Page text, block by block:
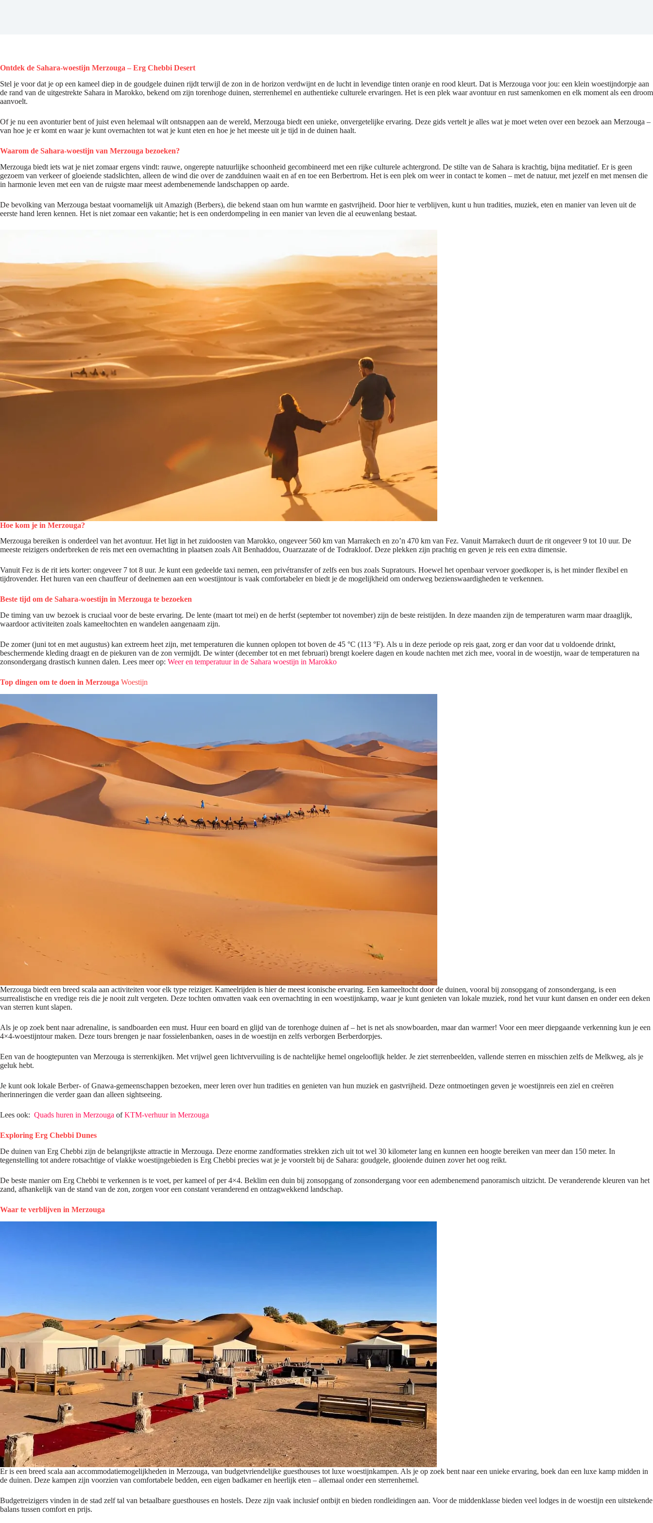
Ontdek de Sahara-woestijn Merzouga – Erg Chebbi Desert
Stel je voor dat je op een kameel diep in de goudgele duinen rijdt terwijl de zon in de horizon verdwijnt en de lucht in levendige tinten oranje en rood kleurt. Dat is Merzouga voor jou: een klein woestijndorpje aan
de rand van de uitgestrekte Sahara in Marokko, bekend om zijn torenhoge duinen, sterrenhemel en authentieke culturele ervaringen. Het is een plek waar avontuur en rust samenkomen en elk moment als een droom
aanvoelt.
Of je nu een avonturier bent of juist even helemaal wilt ontsnappen aan de wereld, Merzouga biedt een unieke, onvergetelijke ervaring. Deze gids vertelt je alles wat je moet weten over een bezoek aan Merzouga –
van hoe je er komt en waar je kunt overnachten tot wat je kunt eten en hoe je het meeste uit je tijd in de duinen haalt.
Waarom de Sahara-woestijn van Merzouga bezoeken?
Merzouga biedt iets wat je niet zomaar ergens vindt: rauwe, ongerepte natuurlijke schoonheid gecombineerd met een rijke culturele achtergrond. De stilte van de Sahara is krachtig, bijna meditatief. Er is geen
gezoem van verkeer of gloeiende stadslichten, alleen de wind die over de zandduinen waait en af ​​en toe een Berbertrom. Het is een plek om weer in contact te komen – met de natuur, met jezelf en met mensen die
in harmonie leven met een van de ruigste maar meest adembenemende landschappen op aarde.
De bevolking van Merzouga bestaat voornamelijk uit Amazigh (Berbers), die bekend staan ​​om hun warmte en gastvrijheid. Door hier te verblijven, kunt u hun tradities, muziek, eten en manier van leven uit de
eerste hand leren kennen. Het is niet zomaar een vakantie; het is een onderdompeling in een manier van leven die al eeuwenlang bestaat.
Hoe kom je in Merzouga?
Merzouga bereiken is onderdeel van het avontuur. Het ligt in het zuidoosten van Marokko, ongeveer 560 km van Marrakech en zo’n 470 km van Fez. Vanuit Marrakech duurt de rit ongeveer 9 tot 10 uur. De
meeste reizigers onderbreken de reis met een overnachting in plaatsen zoals Aït Benhaddou, Ouarzazate of de Todrakloof. Deze plekken zijn prachtig en geven je reis een extra dimensie.
Vanuit Fez is de rit iets korter: ongeveer 7 tot 8 uur. Je kunt een gedeelde taxi nemen, een privétransfer of zelfs een bus zoals Supratours. Hoewel het openbaar vervoer goedkoper is, is het minder flexibel en
tijdrovender. Het huren van een chauffeur of deelnemen aan een woestijntour is vaak comfortabeler en biedt je de mogelijkheid om onderweg bezienswaardigheden te verkennen.
Beste tijd om de Sahara-woestijn in Merzouga te bezoeken
De timing van uw bezoek is cruciaal voor de beste ervaring. De lente (maart tot mei) en de herfst (september tot november) zijn de beste reistijden. In deze maanden zijn de temperaturen warm maar draaglijk,
waardoor activiteiten zoals kameeltochten en wandelen aangenaam zijn.
De zomer (juni tot en met augustus) kan extreem heet zijn, met temperaturen die kunnen oplopen tot boven de 45 °C (113 °F). Als u in deze periode op reis gaat, zorg er dan voor dat u voldoende drinkt,
beschermende kleding draagt ​​en de piekuren van de zon vermijdt. De winter (december tot en met februari) brengt koelere dagen en koude nachten met zich mee, vooral in de woestijn, waar de temperaturen na
zonsondergang drastisch kunnen dalen. Lees meer op: Weer en temperatuur in de Sahara woestijn in Marokko
Top dingen om te doen in Merzouga Woestijn
Merzouga biedt een breed scala aan activiteiten voor elk type reiziger. Kameelrijden is hier de meest iconische ervaring. Een kameeltocht door de duinen, vooral bij zonsopgang of zonsondergang, is een
surrealistische en vredige reis die je nooit zult vergeten. Deze tochten omvatten vaak een overnachting in een woestijnkamp, ​​waar je kunt genieten van lokale muziek, rond het vuur kunt dansen en onder een deken
van sterren kunt slapen.
Als je op zoek bent naar adrenaline, is sandboarden een must. Huur een board en glijd van de torenhoge duinen af ​​– het is net als snowboarden, maar dan warmer! Voor een meer diepgaande verkenning kun je een
4×4-woestijntour maken. Deze tours brengen je naar fossielenbanken, oases in de woestijn en zelfs verborgen Berberdorpjes.
Een van de hoogtepunten van Merzouga is sterrenkijken. Met vrijwel geen lichtvervuiling is de nachtelijke hemel ongelooflijk helder. Je ziet sterrenbeelden, vallende sterren en misschien zelfs de Melkweg, als je
geluk hebt.
Je kunt ook lokale Berber- of Gnawa-gemeenschappen bezoeken, meer leren over hun tradities en genieten van hun muziek en gastvrijheid. Deze ontmoetingen geven je woestijnreis een ziel en creëren
herinneringen die verder gaan dan alleen sightseeing.
Lees ook: Quads huren in Merzouga ofKTM-verhuur in Merzouga
Exploring Erg Chebbi Dunes
De duinen van Erg Chebbi zijn de belangrijkste attractie in Merzouga. Deze enorme zandformaties strekken zich uit tot wel 30 kilometer lang en kunnen een hoogte bereiken van meer dan 150 meter. In
tegenstelling tot andere rotsachtige of vlakke woestijngebieden is Erg Chebbi precies wat je je voorstelt bij de Sahara: goudgele, glooiende duinen zover het oog reikt.
De beste manier om Erg Chebbi te verkennen is te voet, per kameel of per 4×4. Beklim een ​​duin bij zonsopgang of zonsondergang voor een adembenemend panoramisch uitzicht. De veranderende kleuren van het
zand, afhankelijk van de stand van de zon, zorgen voor een constant veranderend en ontzagwekkend landschap.
Waar te verblijven in Merzouga
Er is een breed scala aan accommodatiemogelijkheden in Merzouga, van budgetvriendelijke guesthouses tot luxe woestijnkampen. Als je op zoek bent naar een unieke ervaring, boek dan een luxe kamp midden in
de duinen. Deze kampen zijn voorzien van comfortabele bedden, een eigen badkamer en heerlijk eten – allemaal onder een sterrenhemel.
Budgetreizigers vinden in de stad zelf tal van betaalbare guesthouses en hostels. Deze zijn vaak inclusief ontbijt en bieden rondleidingen aan. Voor de middenklasse bieden veel lodges in de woestijn een uitstekende
balans tussen comfort en prijs.